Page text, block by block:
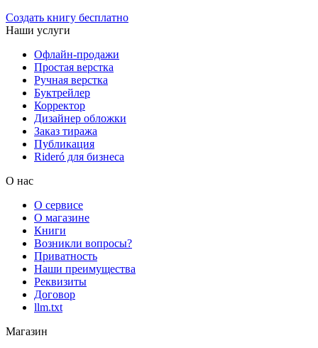
Создать книгу бесплатно
Наши услуги
Офлайн-продажи
Простая верстка
Ручная верстка
Буктрейлер
Корректор
Дизайнер обложки
Заказ тиража
Публикация
Rideró для бизнеса
О нас
О сервисе
О магазине
Книги
Возникли вопросы?
Приватность
Наши преимущества
Реквизиты
Договор
llm.txt
Магазин